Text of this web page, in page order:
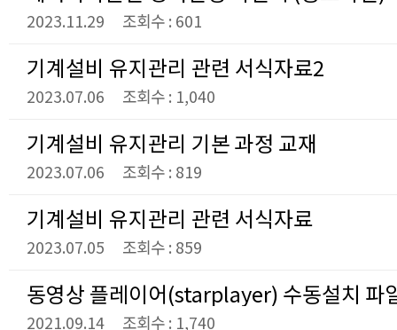
2023.11.29 조회수 : 601
기계설비 유지관리 관련 서식자료2
2023.07.06 조회수 : 1,040
기계설비 유지관리 기본 과정 교재
2023.07.06 조회수 : 819
기계설비 유지관리 관련 서식자료
2023.07.05 조회수 : 859
동영상 플레이어(starplayer) 수동설치 파
2021.09.14 조회수 : 1,740